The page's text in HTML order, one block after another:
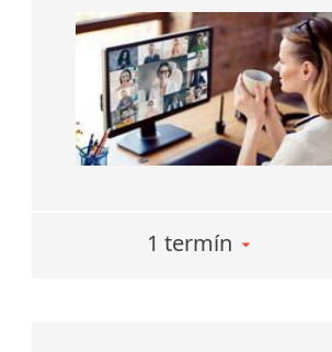
1 termín